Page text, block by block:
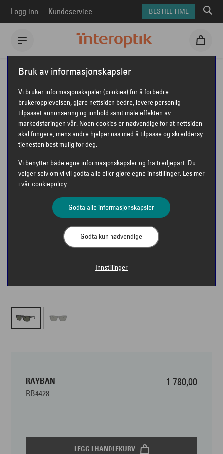
Logg inn Kundeservice BESTILL TIME
Interoptik Solbriller Ray-Ban solbriller
RAY-BAN RB4428
RAYBAN
RB4428
1 780,00
LEGG I HANDLEKURV
Bruk av informasjonskapsler
Vi bruker informasjonskapsler (cookies) for å forbedre
brukeropplevelsen, gjøre nettsiden bedre, levere personlig
tilpasset annonsering og innhold samt måle effekten av
markedsføringen vår. Noen cookies er nødvendige for at nettsiden
skal fungere, mens andre hjelper oss med å tilpasse og skreddersy
tjenesten best mulig for deg.
Vi benytter både egne informasjonskapsler og fra tredjepart. Du
velger selv om vi vil godta alle eller gjøre egne innstillinger. Les mer
i vår cookiepolicy
Godta alle informasjonskapsler
Godta kun nødvendige
Innstillinger